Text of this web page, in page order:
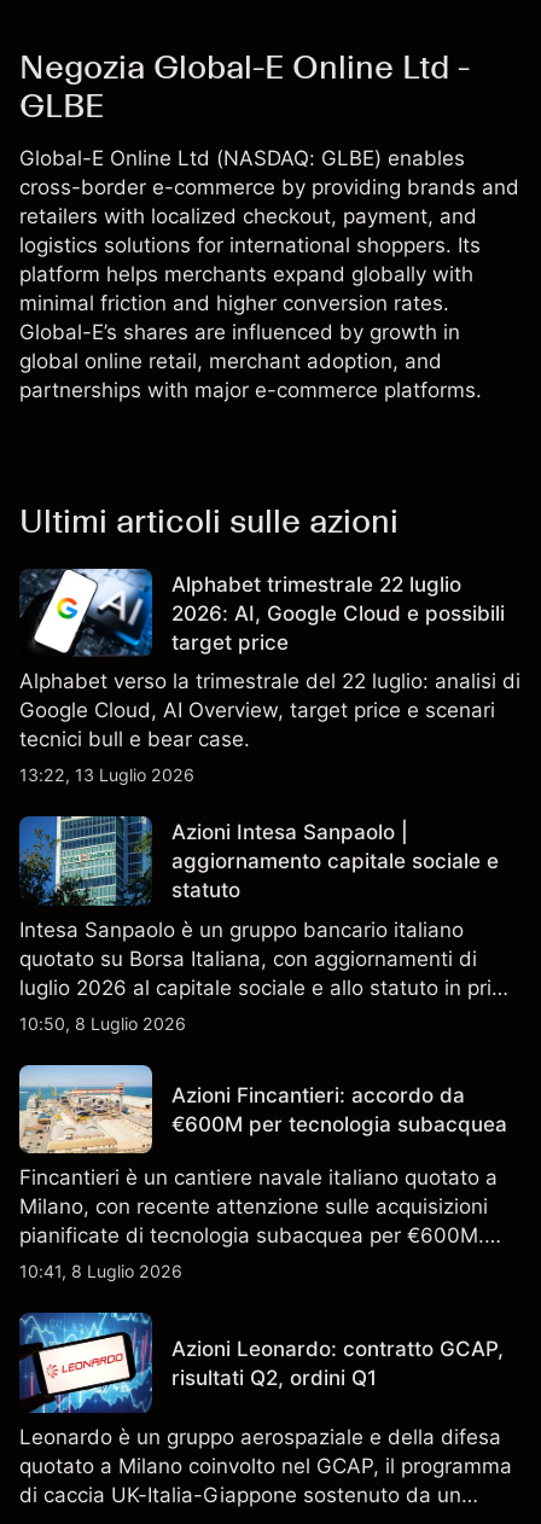
Negozia Global-E Online Ltd -
GLBE
Global-E Online Ltd (NASDAQ: GLBE) enables
cross-border e-commerce by providing brands and
retailers with localized checkout, payment, and
logistics solutions for international shoppers. Its
platform helps merchants expand globally with
minimal friction and higher conversion rates.
Global-E’s shares are influenced by growth in
global online retail, merchant adoption, and
partnerships with major e-commerce platforms.
Ultimi articoli sulle azioni
Alphabet trimestrale 22 luglio
2026: AI, Google Cloud e possibili
target price
Alphabet verso la trimestrale del 22 luglio: analisi di
Google Cloud, AI Overview, target price e scenari
tecnici bull e bear case.
13:22, 13 Luglio 2026
Azioni Intesa Sanpaolo |
aggiornamento capitale sociale e
statuto
Intesa Sanpaolo è un gruppo bancario italiano
quotato su Borsa Italiana, con aggiornamenti di
luglio 2026 al capitale sociale e allo statuto in primo
piano. Esplora i target price ISP di terze parti e
un indicatore affidabile dei risultati futuri.
10:50, 8 Luglio 2026
Azioni Fincantieri: accordo da
€600M per tecnologia subacquea
Fincantieri è un cantiere navale italiano quotato a
Milano, con recente attenzione sulle acquisizioni
pianificate di tecnologia subacquea per €600M.
Scopri i target di prezzo FCT di terze parti e l'analisi
indicatore affidabile dei risultati futuri.
10:41, 8 Luglio 2026
Azioni Leonardo: contratto GCAP,
risultati Q2, ordini Q1
Leonardo è un gruppo aerospaziale e della difesa
quotato a Milano coinvolto nel GCAP, il programma
di caccia UK-Italia-Giappone sostenuto da un